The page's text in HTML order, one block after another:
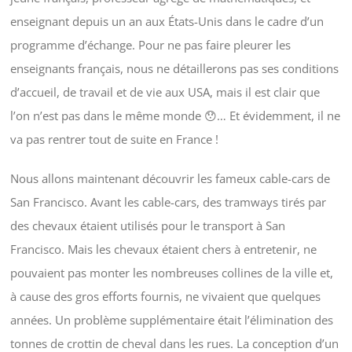
enseignant depuis un an aux États-Unis dans le cadre d’un
programme d’échange. Pour ne pas faire pleurer les
enseignants français, nous ne détaillerons pas ses conditions
d’accueil, de travail et de vie aux USA, mais il est clair que
l’on n’est pas dans le même monde 😯… Et évidemment, il ne
va pas rentrer tout de suite en France !
Nous allons maintenant découvrir les fameux cable-cars de
San Francisco. Avant les cable-cars, des tramways tirés par
des chevaux étaient utilisés pour le transport à San
Francisco. Mais les chevaux étaient chers à entretenir, ne
pouvaient pas monter les nombreuses collines de la ville et,
à cause des gros efforts fournis, ne vivaient que quelques
années. Un problème supplémentaire était l’élimination des
tonnes de crottin de cheval dans les rues. La conception d’un